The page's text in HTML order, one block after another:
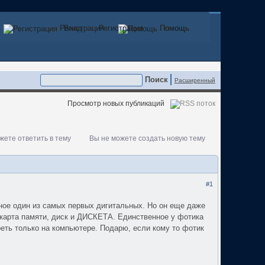
Вход Регистрация Помощь
Регистрация Помощь
Расширенный
Просмотр новых публикаций
Вы не можете создать новую тему
ответить в тему
#1
один из самых первых дигитальных. Но он еще даже
памяти, диск и ДИСКЕТА. Единственное у фотика
только на компьютере. Подарю, если кому то фотик